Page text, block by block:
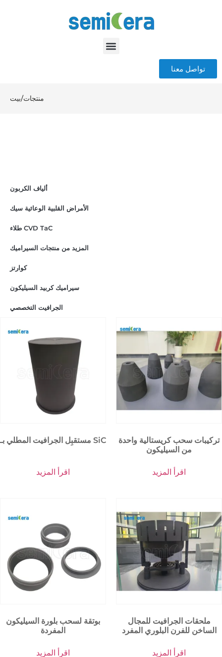
تواصل معنا
بيت/منتجات
ألياف الكربون
الأمراض القلبية الوعائية سيك
طلاء CVD TaC
المزيد من منتجات السيراميك
كوارتز
سيراميك كربيد السيليكون
الجرافيت التخصصي
مستقبِل الجرافيت المطلي بـ SiC
اقرأ المزيد
تركيبات سحب كريستالية واحدة
من السيليكون
اقرأ المزيد
بوتقة لسحب بلورة السيليكون
المفردة
اقرأ المزيد
ملحقات الجرافيت للمجال
الساخن للفرن البلوري المفرد
اقرأ المزيد